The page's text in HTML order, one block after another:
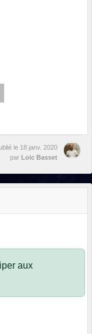
le 18 janv. 2020
par
Loic Basset
aux